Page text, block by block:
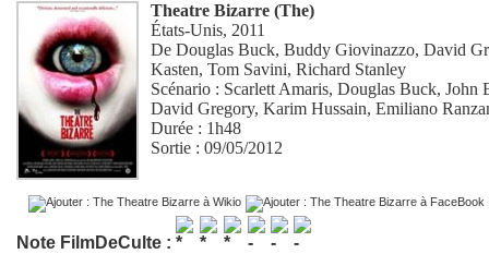
Theatre Bizarre (The)
États-Unis, 2011
DeDouglas Buck,Buddy Giovinazzo,David
Kasten,Tom Savini,Richard Stanley
Scénario : Scarlett Amaris,Douglas Buck,John
David Gregory,Karim Hussain,Emiliano
Durée : 1h48
Sortie : 09/05/2012
Note FilmDeCulte :